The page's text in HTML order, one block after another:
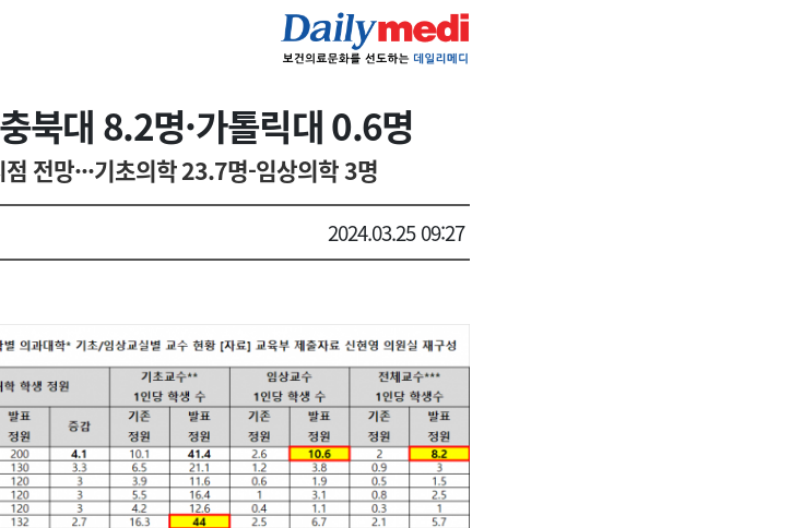
북대 8.2명·가톨릭대 0.6명
전망···기초의학 23.7명-임상의학 3명
2024.03.25 09:27